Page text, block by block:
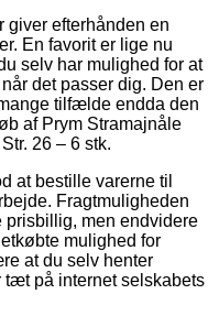
giver efterhånden en
En favorit er lige nu
selv har mulighed for at
det passer dig. Den er
tilfælde endda den
af Prym Stramajnåle
26 – 6 stk.
at bestille varerne til
Fragtmuligheden
prisbillig, men endvidere
mulighed for
at du selv henter
tæt på internet selskabets